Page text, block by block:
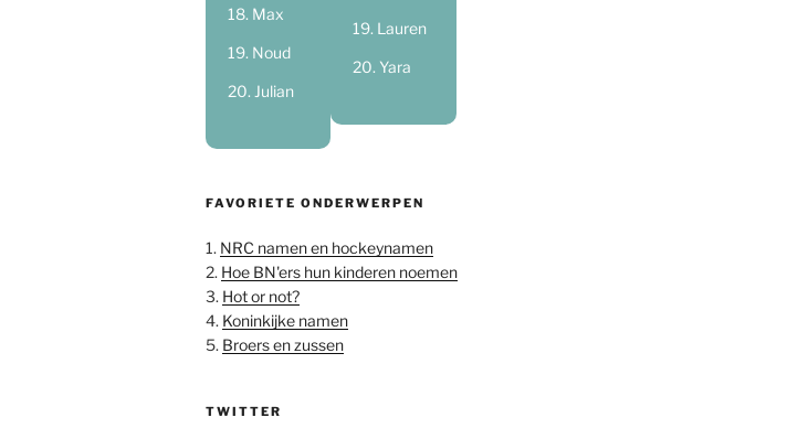
Max
Noud
Julian
Lauren
Yara
FAVORIETE ONDERWERPEN
1. NRC namen en hockeynamen
2. Hoe BN'ers hun kinderen noemen
3. Hot or not?
4. Koninkijke namen
5. Broers en zussen
TWITTER